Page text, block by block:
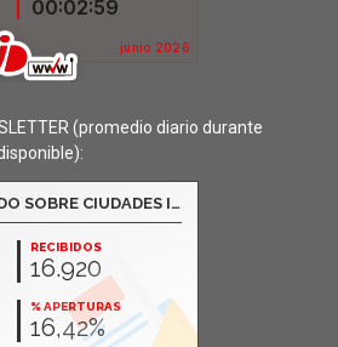
(promedio diario durante